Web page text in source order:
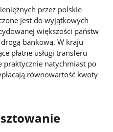
przez polskie
jest do wyjątkowych
większości państw
bankową. W kraju
płatne usługi transferu
praktycznie natychmiast po
równowartość kwoty